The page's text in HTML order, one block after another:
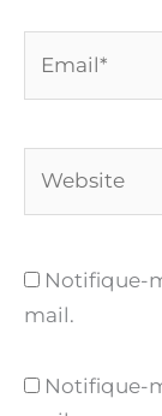
Notifique-
mail.
Notifique-